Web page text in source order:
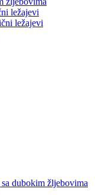
ležajevi
ležajevi
dubokim žljebovima